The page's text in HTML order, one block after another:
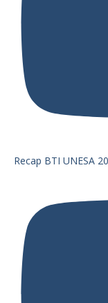
Recap BTI UNESA